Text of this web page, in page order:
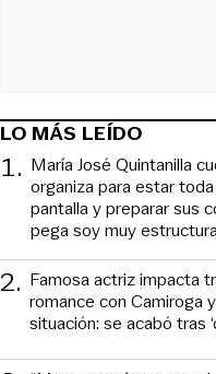
LO MÁS LEÍDO
1. María José Quintanilla
organiza para estar
pantalla y preparar sus
pega soy muy
2. Famosa actriz impacta
romance con Camiroga
situación: se acabó tras